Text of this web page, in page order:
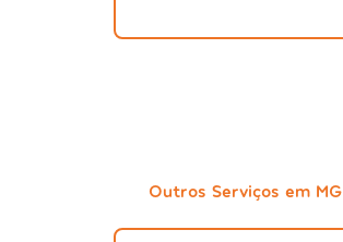
Outros Serviços em MG